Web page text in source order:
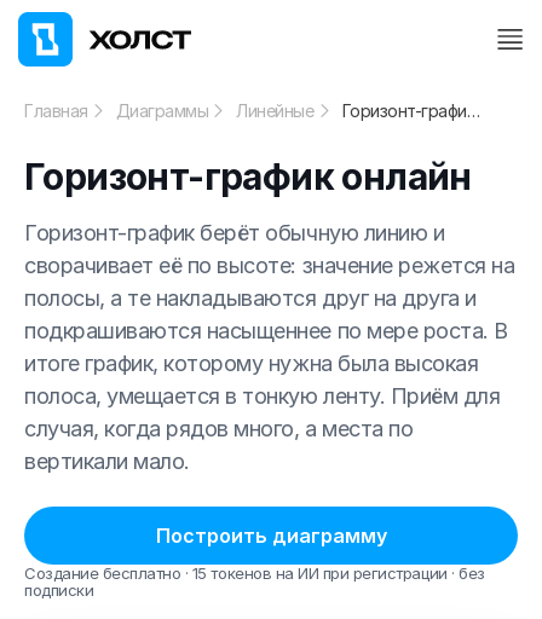
Главная Диаграммы Линейные Горизонт-график онлайн
Горизонт-график онлайн
Горизонт-график берёт обычную линию и
сворачивает её по высоте: значение режется на
полосы, а те накладываются друг на друга и
подкрашиваются насыщеннее по мере роста. В
итоге график, которому нужна была высокая
полоса, умещается в тонкую ленту. Приём для
случая, когда рядов много, а места по
вертикали мало.
Построить диаграмму
Создание бесплатно · 15 токенов на ИИ при регистрации · без
подписки